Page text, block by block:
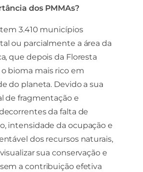
dos PMMAs?
3.410 municípios
ou parcialmente a área da
que depois da Floresta
bioma mais rico em
do planeta. Devido a sua
de fragmentação e
da falta de
intensidade da ocupação e
dos recursos naturais,
sua conservação e
a contribuição efetiva